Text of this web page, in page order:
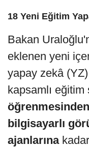
18 Yeni Eğitim
Bakan
eklenen yeni
yapay zekâ
kapsamlı eğitim
bilgisayarlı
ajanlarına